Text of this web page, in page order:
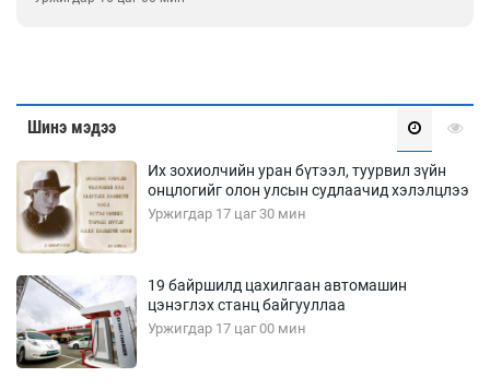
Шинэ мэдээ
Их зохиолчийн уран бүтээл, туурвил зүйн
онцлогийг олон улсын судлаачид хэлэлцлээ
Уржигдар 17 цаг 30 мин
19 байршилд цахилгаан автомашин
цэнэглэх станц байгууллаа
Уржигдар 17 цаг 00 мин